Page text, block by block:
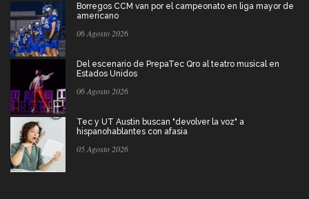
Borregos CCM van por el campeonato en liga mayor de
americano
06 Agosto 2026
Del escenario de PrepaTec Qro al teatro musical en
Estados Unidos
06 Agosto 2026
Tec y UT Austin buscan "devolver la voz" a
hispanohablantes con afasia
05 Agosto 2026